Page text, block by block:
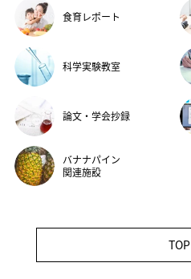
食育レポート
科学実験教室
論文・学会抄録
バナナパイン
関連施設
TOP